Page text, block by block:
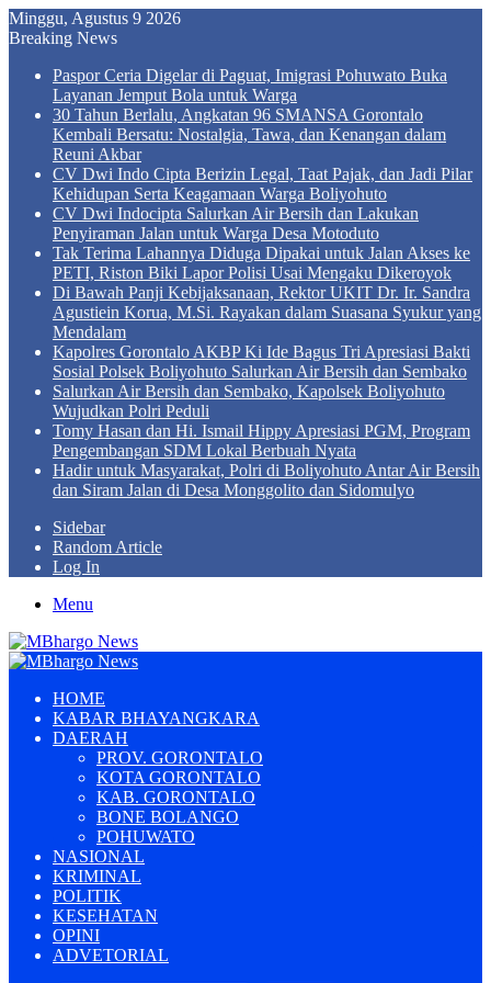
Minggu, Agustus 9 2026
Breaking News
Paspor Ceria Digelar di Paguat, Imigrasi Pohuwato Buka
Layanan Jemput Bola untuk Warga
30 Tahun Berlalu, Angkatan 96 SMANSA Gorontalo
Kembali Bersatu: Nostalgia, Tawa, dan Kenangan dalam
Reuni Akbar
CV Dwi Indo Cipta Berizin Legal, Taat Pajak, dan Jadi Pilar
Kehidupan Serta Keagamaan Warga Boliyohuto
CV Dwi Indocipta Salurkan Air Bersih dan Lakukan
Penyiraman Jalan untuk Warga Desa Motoduto
Tak Terima Lahannya Diduga Dipakai untuk Jalan Akses ke
PETI, Riston Biki Lapor Polisi Usai Mengaku Dikeroyok
Di Bawah Panji Kebijaksanaan, Rektor UKIT Dr. Ir. Sandra
Agustiein Korua, M.Si. Rayakan dalam Suasana Syukur yang
Mendalam
Kapolres Gorontalo AKBP Ki Ide Bagus Tri Apresiasi Bakti
Sosial Polsek Boliyohuto Salurkan Air Bersih dan Sembako
Salurkan Air Bersih dan Sembako, Kapolsek Boliyohuto
Wujudkan Polri Peduli
Tomy Hasan dan Hi. Ismail Hippy Apresiasi PGM, Program
Pengembangan SDM Lokal Berbuah Nyata
Hadir untuk Masyarakat, Polri di Boliyohuto Antar Air Bersih
dan Siram Jalan di Desa Monggolito dan Sidomulyo
Sidebar
Random Article
Log In
Menu
HOME
KABAR BHAYANGKARA
DAERAH
PROV. GORONTALO
KOTA GORONTALO
KAB. GORONTALO
BONE BOLANGO
POHUWATO
NASIONAL
KRIMINAL
POLITIK
KESEHATAN
OPINI
ADVETORIAL